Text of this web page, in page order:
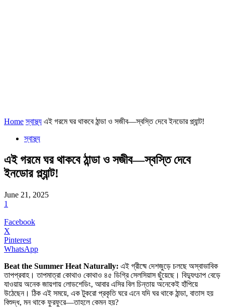
Home স্বাস্থ্য এই গরমে ঘর থাকবে ঠান্ডা ও সজীব—স্বস্তি দেবে ইনডোর প্ল্যান্ট!
স্বাস্থ্য
এই গরমে ঘর থাকবে ঠান্ডা ও সজীব—স্বস্তি দেবে
ইনডোর প্ল্যান্ট!
June 21, 2025
1
Facebook
X
Pinterest
WhatsApp
Beat the Summer Heat Naturally: এই গ্রীষ্মে দেশজুড়ে চলছে অস্বাভাবিক
তাপপ্রবাহ। তাপমাত্রা কোথাও কোথাও ৪৫ ডিগ্রি সেলসিয়াস ছুঁয়েছে। বিদ্যুৎচাপ বেড়ে
যাওয়ায় অনেক জায়গায় লোডশেডিং, আবার এসির বিল চিন্তায় অনেকেই হাঁপিয়ে
উঠেছেন। ঠিক এই সময়ে, এক টুকরো প্রকৃতি ঘরে এনে যদি ঘর থাকে ঠান্ডা, বাতাস হয়
বিশুদ্ধ, মন থাকে ফুরফুরে—তাহলে কেমন হয়?